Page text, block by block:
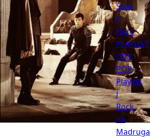
Stop
J-
Hero
PLAYLIST
CITY
POP
Playlist
J
Rock
na
Madruga